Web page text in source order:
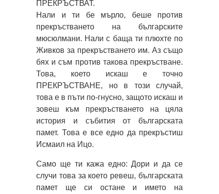
ПРЕКРЪСТВАТ.
Нали и ти бе мърло, беше против
прекръстването на българските
мюсюлмани. Нали с баща ти плюхте по
Живков за прекръстването им. Аз също
бях и съм против такова прекръстване.
Това, което искаш е точно
ПРЕКРЪСТВАНЕ, но в този случай,
това е в пъти по-гнусно, защото искаш и
зовеш към прекръстването на цяла
история и събития от българската
памет. Това е все едно да прекръстиш
Исмаил на Ицо.
Само ще ти кажа едно: Дори и да се
случи това за което ревеш, българската
памет ще си остане и името на